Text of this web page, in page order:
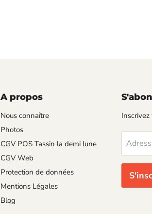
A propos
Nous connaître
Photos
CGV POS Tassin la demi lune
CGV Web
Protection de données
Mentions Légales
Blog